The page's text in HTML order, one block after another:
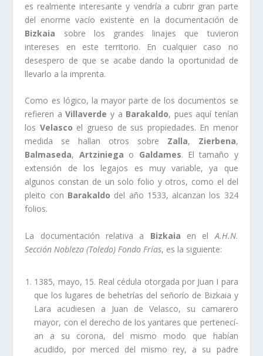
es realmente interesante y vendrí­a a cubrir gran parte
del enorme vací­o existente en la documentación de
Bizkaia sobre los grandes linajes que tuvieron
intereses en este territorio. En cualquier caso no
desespero de que se acabe dando la oportunidad de
llevarlo a la imprenta.
Como es lógico, la mayor parte de los documentos se
refieren aVillaverde y a Barakaldo, pues aquí­ tení­an
los Velasco el grueso de sus propiedades. En menor
medida se hallan otros sobre Zalla, Zierbena,
Balmaseda, Artziniega o Galdames. El tamaño y
extensión de los legajos es muy variable, ya que
algunos constan de un solo folio y otros, como el del
pleito con Barakaldo del año 1533, alcanzan los 324
folios.
La documentación relativa a Bizkaia en el A.H.N.
Sección Nobleza (Toledo) Fondo Frí­as, es la siguiente:
1385, mayo, 15. Real cédula otorgada por Juan I para
que los lugares de behetrí­as del señorí­o de Bizkaia y
Lara acudiesen a Juan de Velasco, su camarero
mayor, con el derecho de los yantares que pertenecí­
an a su corona, del mismo modo que habí­an
acudido, por merced del mismo rey, a su padre